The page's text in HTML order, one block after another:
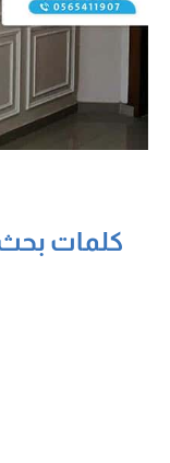
كلمات